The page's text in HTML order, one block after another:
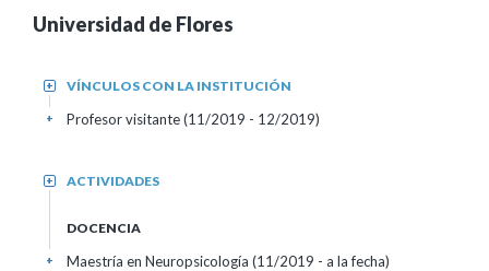
Universidad de Flores
VÍNCULOS CON LA INSTITUCIÓN
+
Profesor visitante (11/2019 - 12/2019)
+
ACTIVIDADES
+
DOCENCIA
Maestría en Neuropsicología (11/2019 - a la fecha)
+